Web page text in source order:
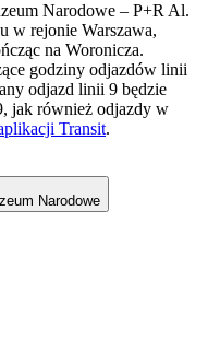
Narodowe – P+R Al.
w rejonie Warszawa,
na Woronicza.
godziny odjazdów linii
odjazd linii 9 będzie
jak również odjazdy w
Transit.
Narodowe